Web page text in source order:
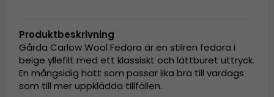
Produktbeskrivning
Gårda Carlow Wool Fedora är en stilren fedora i
beige yllefilt med ett klassiskt och lättburet uttryck.
En mångsidig hatt som passar lika bra till vardags
som till mer uppklädda tillfällen.